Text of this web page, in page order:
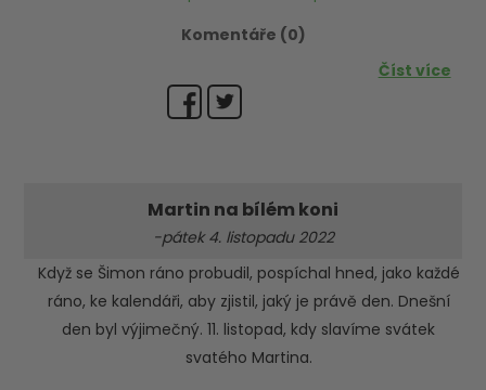
Komentáře (0)
Číst více
Martin na bílém koni
-pátek 4. listopadu 2022
Když se Šimon ráno probudil, pospíchal hned, jako každé
ráno, ke kalendáři, aby zjistil, jaký je právě den. Dnešní
den byl výjimečný. 11. listopad, kdy slavíme svátek
svatého Martina.